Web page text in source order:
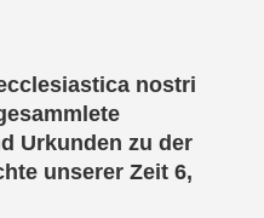
nostri
Urkunden zu der
unserer Zeit 6,